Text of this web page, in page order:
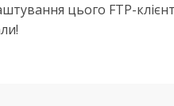
цього FTP-